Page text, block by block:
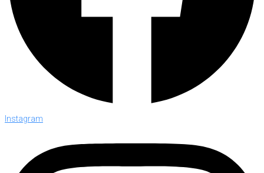
Instagram